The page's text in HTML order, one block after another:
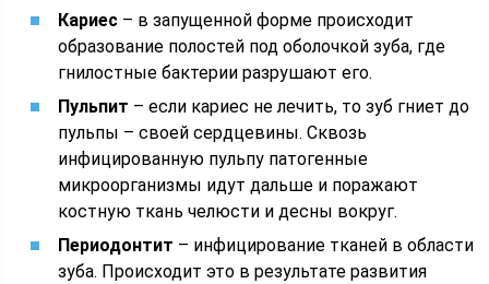
Кариес – в запущенной форме происходит
образование полостей под оболочкой зуба, где
гнилостные бактерии разрушают его.
Пульпит – если кариес не лечить, то зуб гниет до
пульпы – своей сердцевины. Сквозь
инфицированную пульпу патогенные
микроорганизмы идут дальше и поражают
костную ткань челюсти и десны вокруг.
Периодонтит – инфицирование тканей в области
зуба. Происходит это в результате развития